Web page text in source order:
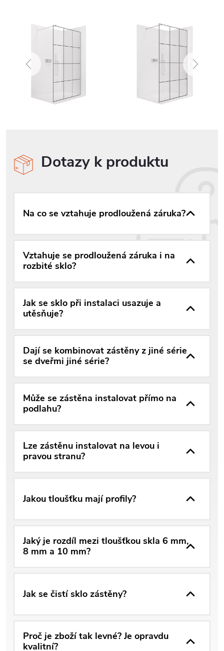
Dotazy k produktu
Na co se vztahuje prodloužená záruka?
Vztahuje se prodloužená záruka i na
rozbité sklo?
Jak se sklo při instalaci usazuje a
utěsňuje?
Dají se kombinovat zástěny z jiné série
se dveřmi jiné série?
Může se zástěna instalovat přímo na
podlahu?
Lze zástěnu instalovat na levou i
pravou stranu?
Jakou tloušťku mají profily?
Jaký je rozdíl mezi tloušťkou skla 6 mm,
8 mm a 10 mm?
Jak se čistí sklo zástěny?
Proč je zboží tak levné? Je opravdu
kvalitní?